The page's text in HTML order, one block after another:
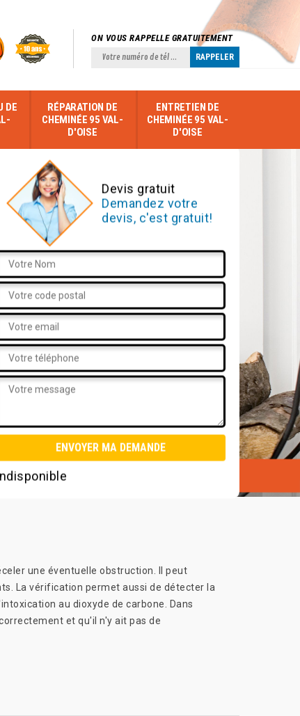
ON VOUS RAPPELLE GRATUITEMENT
DE
RÉPARATION DE
CHEMINÉE 95 VAL-
D'OISE
ENTRETIEN DE
CHEMINÉE 95 VAL-
D'OISE
Devis gratuit
Demandez votre
devis, c'est gratuit!
une éventuelle obstruction. Il peut
La vérification permet aussi de détecter la
au dioxyde de carbone. Dans
et qu'il n'y ait pas de